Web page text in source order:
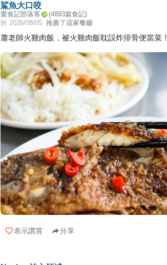
鯊魚大口咬
愛食記部落客 (4893篇食記)
於 2026/08/05 推薦了這家餐廳
蕭老師火雞肉飯，被火雞肉飯耽誤炸排骨便當菜！
表示讚賞 分享